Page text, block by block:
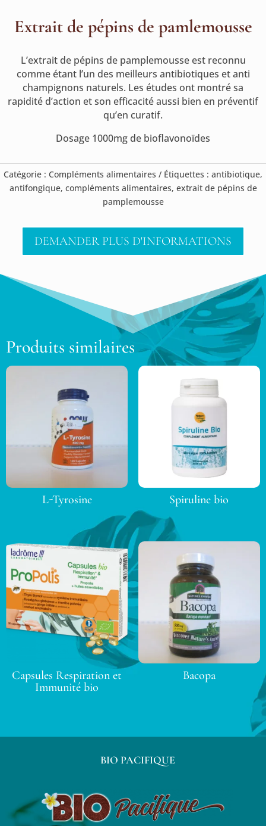
Extrait de pépins de pamlemousse
L’extrait de pépins de pamplemousse est reconnu
comme étant l’un des meilleurs antibiotiques et anti
champignons naturels. Les études ont montré sa
rapidité d’action et son efficacité aussi bien en préventif
qu’en curatif.
Dosage 1000mg de bioflavonoïdes
Catégorie : Compléments alimentaires Étiquettes : antibiotique,
antifongique, compléments alimentaires, extrait de pépins de
pamplemousse
DEMANDER PLUS D'INFORMATIONS
Produits similaires
L-Tyrosine Spiruline bio
Capsules Respiration et
Immunité bio
Bacopa
BIO PACIFIQUE